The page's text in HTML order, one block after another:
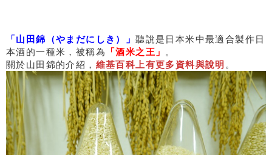
「山田錦（やまだにしき）」聽說是日本米中最適合製作日
本酒的一種米，被稱為
「酒米之王」 。
關於山田錦的介紹， 維基百科上有更多資料與說明 。